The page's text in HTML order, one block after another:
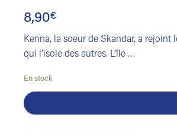
8,90€
Kenna, la soeur de Skandar, a
qui l’isole des autres. L’île …
En stock